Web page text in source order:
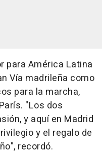
para América Latina
Vía madrileña como
para la marcha,
"Los dos
y aquí en Madrid
y el regalo de
recordó.